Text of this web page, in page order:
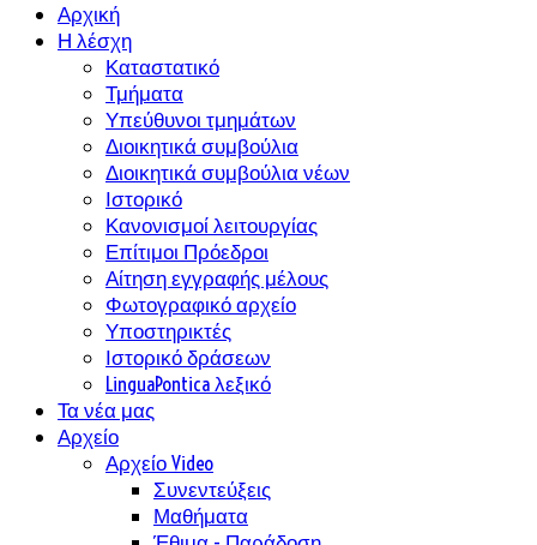
Αρχική
Η λέσχη
Καταστατικό
Τμήματα
Υπεύθυνοι τμημάτων
Διοικητικά συμβούλια
Διοικητικά συμβούλια νέων
Ιστορικό
Κανονισμοί λειτουργίας
Επίτιμοι Πρόεδροι
Αίτηση εγγραφής μέλους
Φωτογραφικό αρχείο
Υποστηρικτές
Ιστορικό δράσεων
LinguaPontica λεξικό
Τα νέα μας
Αρχείο
Αρχείο Video
Συνεντεύξεις
Μαθήματα